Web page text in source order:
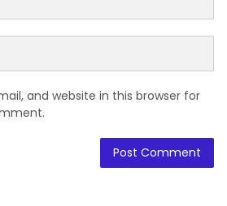
and website in this browser for